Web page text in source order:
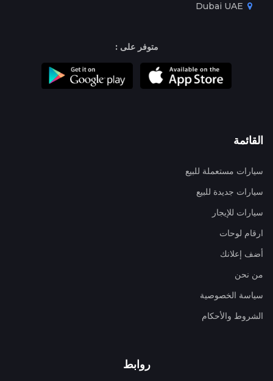
متوفر على :
القائمة
سيارات مستعملة للبيع
سيارات جديدة للبيع
سيارات للإيجار
ارقام لوحات
أضف إعلانك
من نحن
سياسة الخصوصية
الشروط والأحكام
روابط